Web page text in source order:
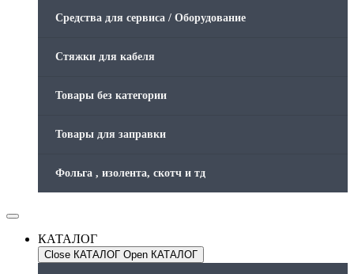
Средства для сервиса / Оборудование
Стяжки для кабеля
Товары без категории
Товары для заправки
Фольга , изолента, скотч и тд
КАТАЛОГ
Close КАТАЛОГ Open КАТАЛОГ